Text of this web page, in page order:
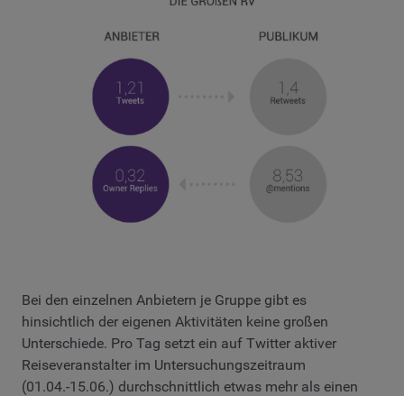
Bei den einzelnen Anbietern je Gruppe gibt es
hinsichtlich der eigenen Aktivitäten keine großen
Unterschiede. Pro Tag setzt ein auf Twitter aktiver
Reiseveranstalter im Untersuchungszeitraum
(01.04.-15.06.) durchschnittlich etwas mehr als einen